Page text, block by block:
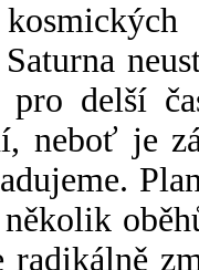
pro delší
neboť je